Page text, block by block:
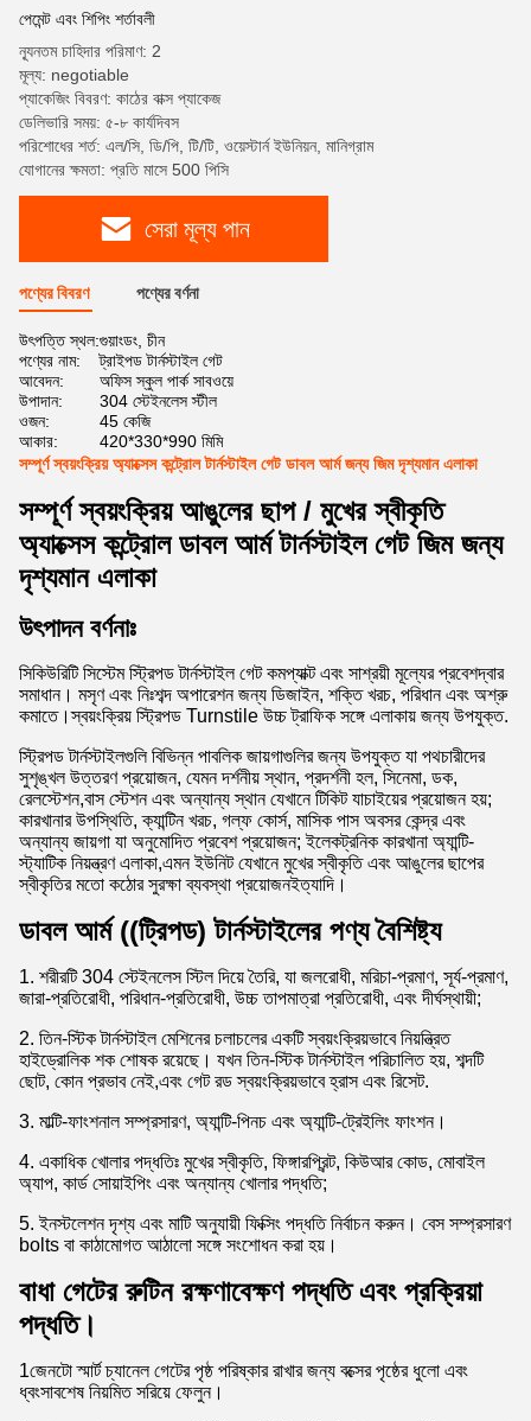
পেমেন্ট এবং শিপিং শর্তাবলী
ন্যূনতম চাহিদার পরিমাণ: 2
মূল্য: negotiable
প্যাকেজিং বিবরণ: কাঠের বাক্স প্যাকেজ
ডেলিভারি সময়: ৫-৮ কার্যদিবস
পরিশোধের শর্ত: এল/সি, ডি/পি, টি/টি, ওয়েস্টার্ন ইউনিয়ন, মানিগ্রাম
যোগানের ক্ষমতা: প্রতি মাসে 500 পিসি
সেরা মূল্য পান
পণ্যের বিবরণ পণ্যের বর্ণনা
উৎপত্তি স্থল:গুয়াংডং, চীন
পণ্যের নাম:
ট্রাইপড টার্নস্টাইল গেট
আবেদন:
অফিস স্কুল পার্ক সাবওয়ে
উপাদান:
304 স্টেইনলেস স্টীল
ওজন:
45 কেজি
আকার:
420*330*990 মিমি
সম্পূর্ণ স্বয়ংক্রিয় অ্যাক্সেস কন্ট্রোল টার্নস্টাইল গেট ডাবল আর্ম জন্য জিম দৃশ্যমান এলাকা
সম্পূর্ণ স্বয়ংক্রিয় আঙুলের ছাপ / মুখের স্বীকৃতি
অ্যাক্সেস কন্ট্রোল ডাবল আর্ম টার্নস্টাইল গেট জিম জন্য
দৃশ্যমান এলাকা
উৎপাদন বর্ণনাঃ
সিকিউরিটি সিস্টেম স্ট্রিপড টার্নস্টাইল গেট কমপ্যাক্ট এবং সাশ্রয়ী মূল্যের প্রবেশদ্বার
সমাধান। মসৃণ এবং নিঃশব্দ অপারেশন জন্য ডিজাইন, শক্তি খরচ, পরিধান এবং অশ্রু
কমাতে।স্বয়ংক্রিয় স্ট্রিপড Turnstile উচ্চ ট্রাফিক সঙ্গে এলাকায় জন্য উপযুক্ত.
স্ট্রিপড টার্নস্টাইলগুলি বিভিন্ন পাবলিক জায়গাগুলির জন্য উপযুক্ত যা পথচারীদের
সুশৃঙ্খল উত্তরণ প্রয়োজন, যেমন দর্শনীয় স্থান, প্রদর্শনী হল, সিনেমা, ডক,
রেলস্টেশন,বাস স্টেশন এবং অন্যান্য স্থান যেখানে টিকিট যাচাইয়ের প্রয়োজন হয়;
কারখানার উপস্থিতি, ক্যান্টিন খরচ, গল্ফ কোর্স, মাসিক পাস অবসর কেন্দ্র এবং
অন্যান্য জায়গা যা অনুমোদিত প্রবেশ প্রয়োজন; ইলেকট্রনিক কারখানা অ্যান্টি-
স্ট্যাটিক নিয়ন্ত্রণ এলাকা,এমন ইউনিট যেখানে মুখের স্বীকৃতি এবং আঙুলের ছাপের
স্বীকৃতির মতো কঠোর সুরক্ষা ব্যবস্থা প্রয়োজনইত্যাদি।
ডাবল আর্ম ((ট্রিপড) টার্নস্টাইলের পণ্য বৈশিষ্ট্য
1. শরীরটি 304 স্টেইনলেস স্টিল দিয়ে তৈরি, যা জলরোধী, মরিচা-প্রমাণ, সূর্য-প্রমাণ,
জারা-প্রতিরোধী, পরিধান-প্রতিরোধী, উচ্চ তাপমাত্রা প্রতিরোধী, এবং দীর্ঘস্থায়ী;
2. তিন-স্টিক টার্নস্টাইল মেশিনের চলাচলের একটি স্বয়ংক্রিয়ভাবে নিয়ন্ত্রিত
হাইড্রোলিক শক শোষক রয়েছে। যখন তিন-স্টিক টার্নস্টাইল পরিচালিত হয়, শব্দটি
ছোট, কোন প্রভাব নেই,এবং গেট রড স্বয়ংক্রিয়ভাবে হ্রাস এবং রিসেট.
3. মাল্টি-ফাংশনাল সম্প্রসারণ, অ্যান্টি-পিনচ এবং অ্যান্টি-ট্রেইলিং ফাংশন।
4. একাধিক খোলার পদ্ধতিঃ মুখের স্বীকৃতি, ফিঙ্গারপ্রিন্ট, কিউআর কোড, মোবাইল
অ্যাপ, কার্ড সোয়াইপিং এবং অন্যান্য খোলার পদ্ধতি;
5. ইনস্টলেশন দৃশ্য এবং মাটি অনুযায়ী ফিক্সিং পদ্ধতি নির্বাচন করুন। বেস সম্প্রসারণ
bolts বা কাঠামোগত আঠালো সঙ্গে সংশোধন করা হয়।
বাধা গেটের রুটিন রক্ষণাবেক্ষণ পদ্ধতি এবং প্রক্রিয়া
পদ্ধতি।
1জেনটো স্মার্ট চ্যানেল গেটের পৃষ্ঠ পরিষ্কার রাখার জন্য বক্সের পৃষ্ঠের ধুলো এবং
ধ্বংসাবশেষ নিয়মিত সরিয়ে ফেলুন।